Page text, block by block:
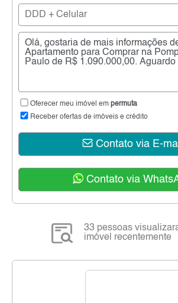
Oferecer meu imóvel em permuta
Receber ofertas de imóveis e crédito
Contato via E-
Contato via
33 pessoas
imóvel recentemente